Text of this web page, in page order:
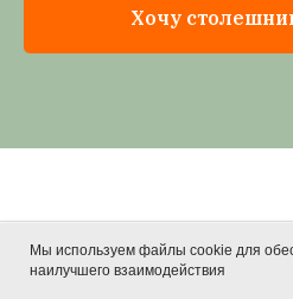
Главная Каталог
Хочу
Ответы на
задаваемые
Мы используем файлы cookie для
наилучшего взаимодействия